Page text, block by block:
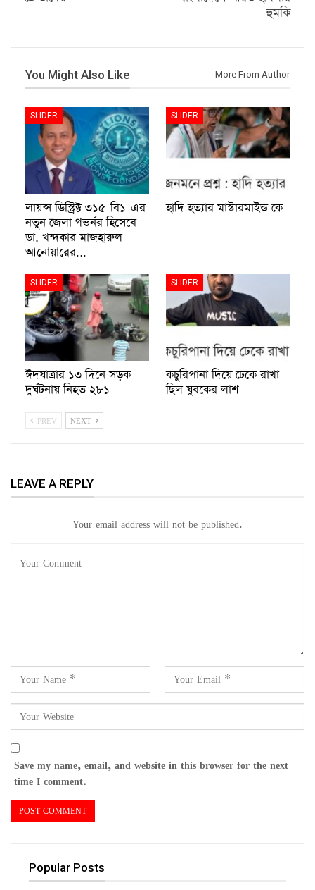
হুমকি
You Might Also Like More From Author
SLIDER
লায়ন্স ডিস্ট্রিক্ট ৩১৫-বি১-এর
নতুন জেলা গভর্নর হিসেবে
ডা. খন্দকার মাজহারুল
আনোয়ারের…
SLIDER
হাদি হত্যার মাস্টারমাইন্ড কে
SLIDER
ঈদযাত্রার ১৩ দিনে সড়ক
দুর্ঘটনায় নিহত ২৮১
SLIDER
কচুরিপানা দিয়ে ঢেকে রাখা
ছিল যুবকের লাশ
PREV NEXT
LEAVE A REPLY
Your email address will not be published.
Save my name, email, and website in this browser for the next
time I comment.
Popular Posts